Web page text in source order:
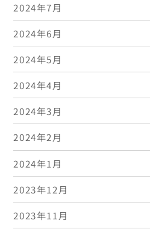
2024年7月
2024年6月
2024年5月
2024年4月
2024年3月
2024年2月
2024年1月
2023年12月
2023年11月